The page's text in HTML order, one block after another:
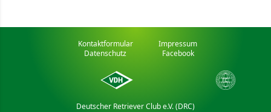
Deutscher Retriever Club e.V. (DRC)
Kontaktformular
Impressum
Datenschutz
Facebook